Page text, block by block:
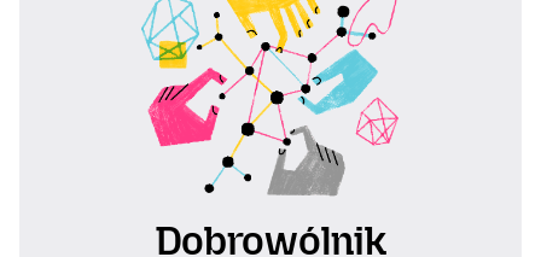
Dobrowólnik